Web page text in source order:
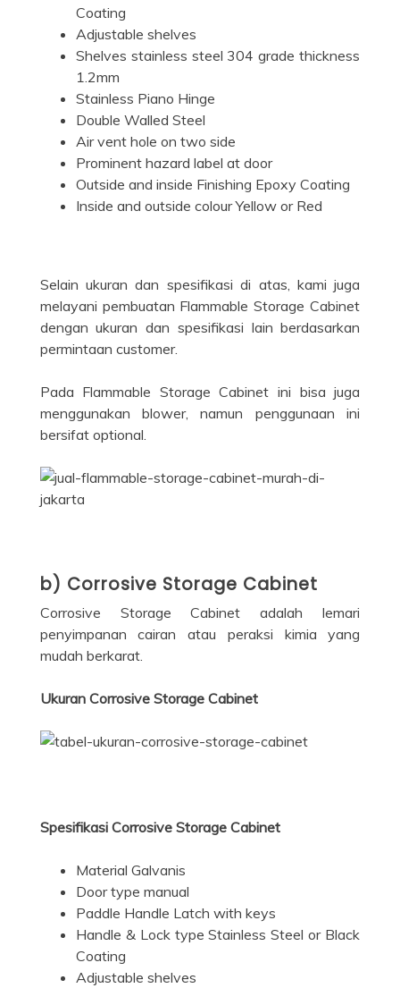
Coating
Adjustable shelves
Shelves stainless steel 304 grade thickness
1.2mm
Stainless Piano Hinge
Double Walled Steel
Air vent hole on two side
Prominent hazard label at door
Outside and inside Finishing Epoxy Coating
Inside and outside colour Yellow or Red
Selain ukuran dan spesifikasi di atas, kami juga
melayani pembuatan Flammable Storage Cabinet
dengan ukuran dan spesifikasi lain berdasarkan
permintaan customer.
Pada Flammable Storage Cabinet ini bisa juga
menggunakan blower, namun penggunaan ini
bersifat optional.
b) Corrosive Storage Cabinet
Corrosive Storage Cabinet adalah lemari
penyimpanan cairan atau peraksi kimia yang
mudah berkarat.
Ukuran Corrosive Storage Cabinet
Spesifikasi Corrosive Storage Cabinet
Material Galvanis
Door type manual
Paddle Handle Latch with keys
Handle & Lock type Stainless Steel or Black
Coating
Adjustable shelves